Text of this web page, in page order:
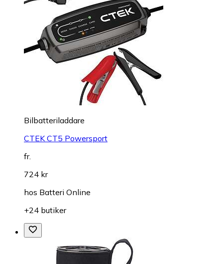
Bilbatteriladdare
CTEK CT5 Powersport
fr.
724 kr
hos Batteri Online
+24 butiker